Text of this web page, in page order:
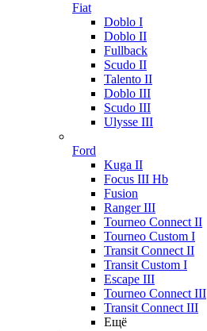
Fiat
Doblo I
Doblo II
Fullback
Scudo II
Talento II
Doblo III
Scudo III
Ulysse III
Ford
Kuga II
Focus III Hb
Fusion
Ranger III
Tourneo Connect II
Tourneo Custom I
Transit Connect II
Transit Custom I
Escape III
Tourneo Connect III
Transit Connect III
Ещё